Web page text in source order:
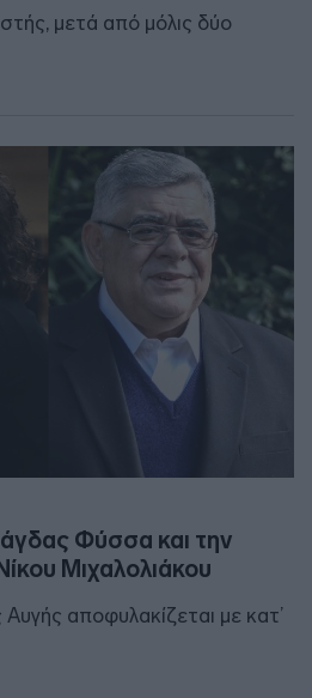
μετά από μόλις δύο
Φύσσα και την
Μιχαλολιάκου
αποφυλακίζεται με κατ’